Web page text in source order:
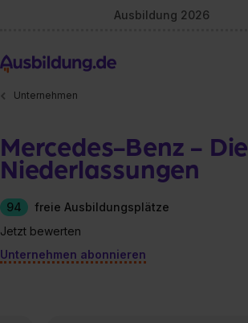
Ausbildung 2026
Unternehmen
Mercedes-Benz - Die
Niederlassungen
94
freie Ausbildungsplätze
Jetzt bewerten
Unternehmen abonnieren